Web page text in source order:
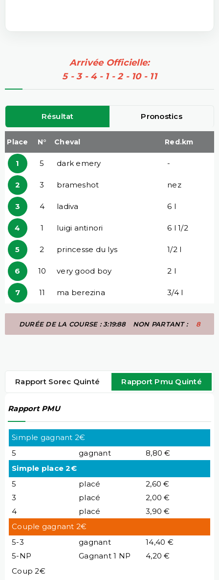
Arrivée Officielle:
5 - 3 - 4 - 1 - 2 - 10 - 11
Résultat Pronostics
Place N° Cheval Red.km
1 5 dark emery -
2 3 brameshot nez
3 4 ladiva 6 l
4 1 luigi antinori 6 l 1/2
5 2 princesse du lys 1/2 l
6 10 very good boy 2 l
7 11 ma berezina 3/4 l
DURÉE DE LA COURSE : 3:19:88 NON PARTANT : 8
Rapport Sorec Quinté Rapport Pmu Quinté
Rapport PMU
Simple gagnant 2€
5
gagnant
8,80 €
Simple place 2€
5
placé
2,60 €
3
placé
2,00 €
4
placé
3,90 €
Couple gagnant 2€
5-3
gagnant
14,40 €
5-NP
Gagnant 1 NP
4,20 €
Coup 2€